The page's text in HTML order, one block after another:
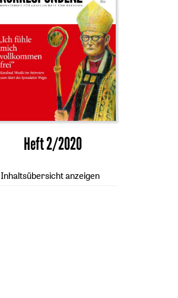
Heft 2/2020
Inhaltsübersicht anzeigen